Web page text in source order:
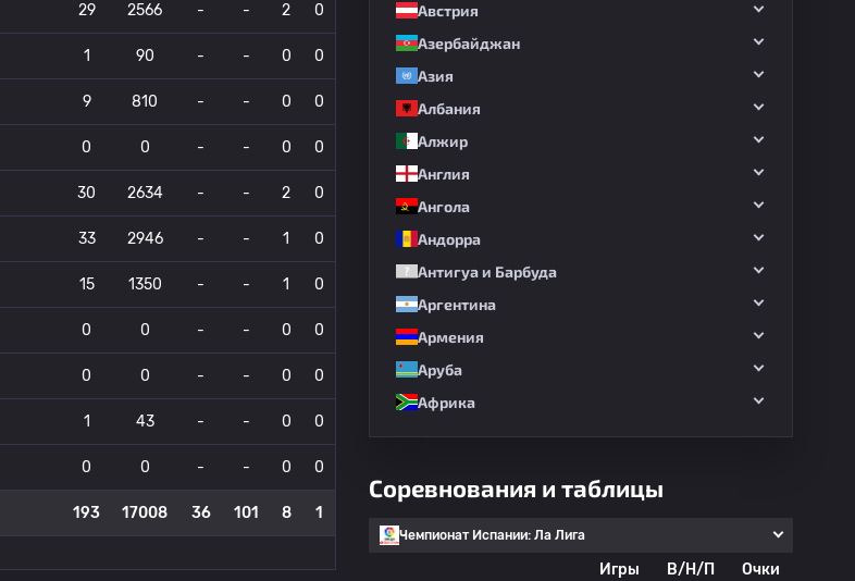
29 2566 - - 2 0
1 90 - - 0 0
9 810 - - 0 0
0 0 - - 0 0
30 2634 - - 2 0
33 2946 - - 1 0
15 1350 - - 1 0
0 0 - - 0 0
0 0 - - 0 0
1 43 - - 0 0
0 0 - - 0 0
193 17008 36 101 8 1
Австрия
Азербайджан
Азия
Албания
Алжир
Англия
Ангола
Андорра
Антигуа и Барбуда
Аргентина
Армения
Аруба
Африка
Соревнования и таблицы
Чемпионат Испании: Ла Лига
Игры В/Н/П
Очки